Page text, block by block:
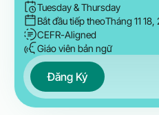
Tuesday & Thursday
Bắt đầu tiếp theoTháng 11
CEFR-Aligned
Giáo viên bản ngữ
Đăng Ký